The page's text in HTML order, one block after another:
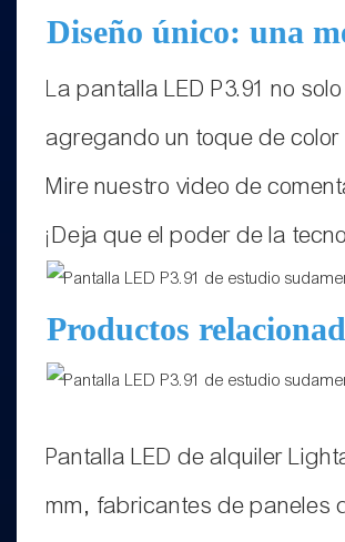
Diseño único: una
La pantalla LED P3.91 no
agregando un toque de
Mire nuestro video de
¡Deja que el poder de la
Productos
Pantalla LED de alquiler
mm, fabricantes de paneles